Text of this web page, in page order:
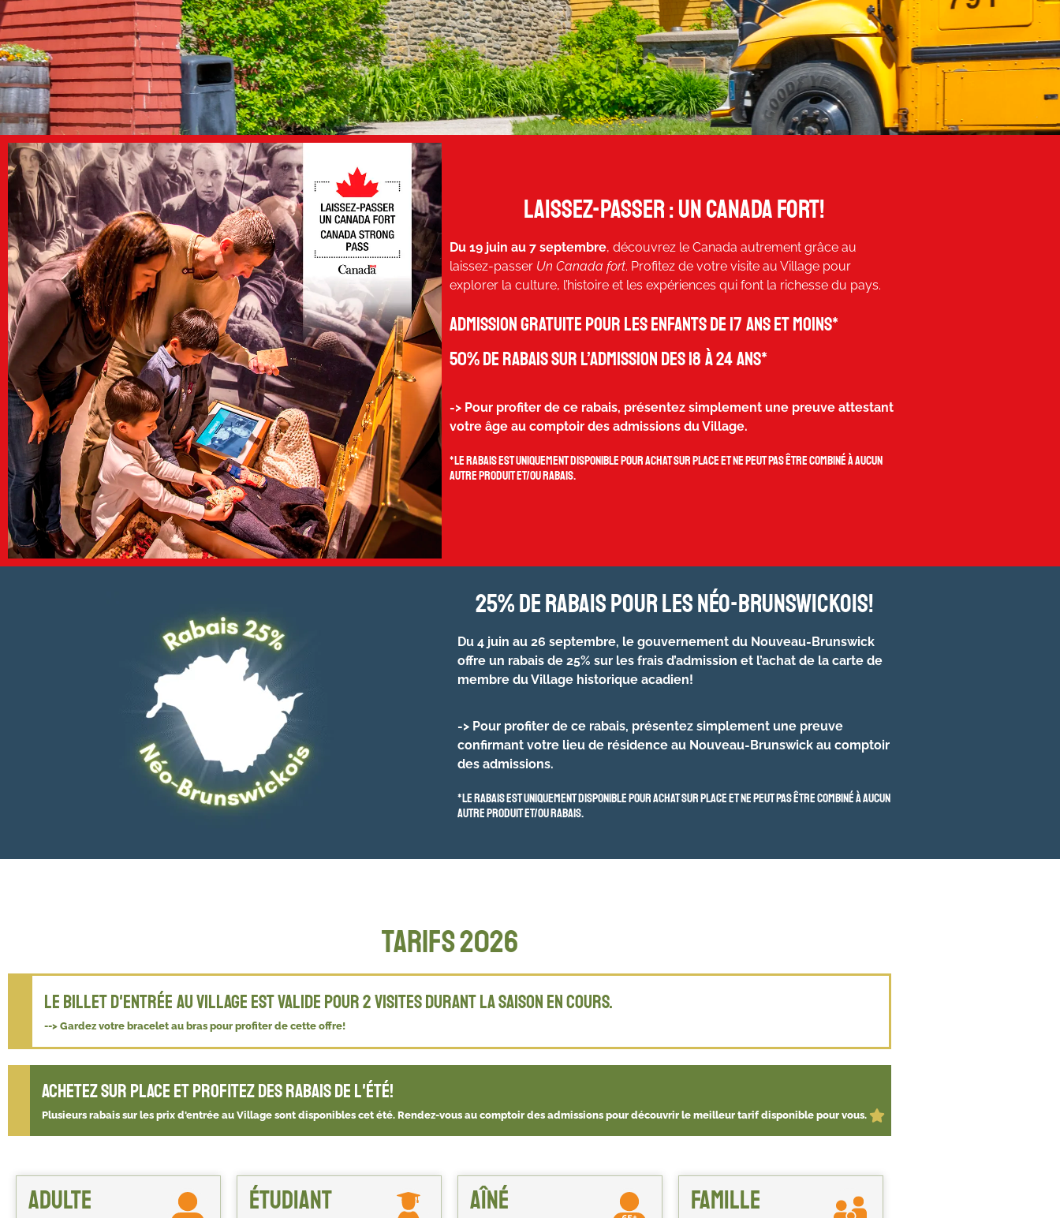
Tarifs et
carte de
membre
Laissez-passer : un canada fort!
Du 19 juin au 7 septembre, découvrez le Canada autrement grâce au
laissez-passer Un Canada fort. Profitez de votre visite au Village pour
explorer la culture, l’histoire et les expériences qui font la richesse du pays.
Admission gratuite pour les enfants de 17 ans et moins*
50% de rabais sur l’admission des 18 à 24 ans*
-> Pour profiter de ce rabais, présentez simplement une preuve attestant
votre âge au comptoir des admissions du Village.
*Le rabais est uniquement disponible pour achat sur place et ne peut pas être combiné à aucun
autre produit et/ou rabais.
25% de rabais pour les néo-brunswickois!
Du 4 juin au 26 septembre, le gouvernement du Nouveau-Brunswick
offre un rabais de 25% sur les frais d’admission et l’achat de la carte de
membre du Village historique acadien!
-> Pour profiter de ce rabais, présentez simplement une preuve
confirmant votre lieu de résidence au Nouveau-Brunswick au comptoir
des admissions.
*Le rabais est uniquement disponible pour achat sur place et ne peut pas être combiné à aucun
autre produit et/ou rabais.
tarifs 2026
Le billet d'entrée au Village est valide pour 2 visites durant la saison en cours.
--> Gardez votre bracelet au bras pour profiter de cette offre!
Achetez sur place et profitez des rabais de l'été!
Plusieurs rabais sur les prix d'entrée au Village sont disponibles cet été. Rendez-vous au comptoir des admissions pour découvrir le meilleur tarif disponible pour vous.
Adulte Étudiant Aîné Famille